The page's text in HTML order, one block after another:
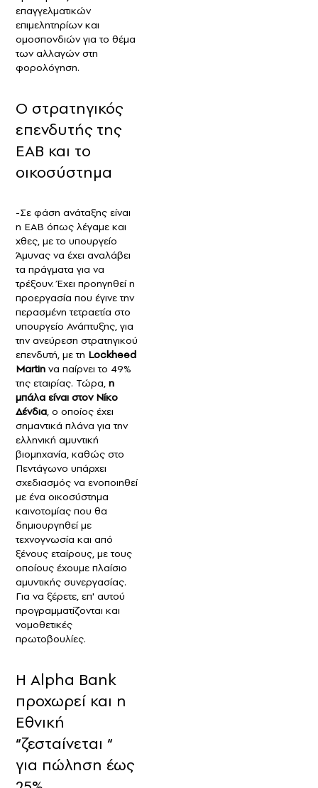
επαγγελματικών
επιμελητηρίων και
ομοσπονδιών για το θέμα
των αλλαγών στη
φορολόγηση.
Ο στρατηγικός
επενδυτής της
ΕΑΒ και το
οικοσύστημα
-Σε φάση ανάταξης είναι
η ΕΑΒ όπως λέγαμε και
χθες, με το υπουργείο
Άμυνας να έχει αναλάβει
τα πράγματα για να
τρέξουν. Έχει προηγηθεί η
προεργασία που έγινε την
περασμένη τετραετία στο
υπουργείο Ανάπτυξης, για
την ανεύρεση στρατηγικού
επενδυτή, με τη Lockheed
Martin να παίρνει το 49%
της εταιρίας. Τώρα, η
μπάλα είναι στον Νίκο
Δένδια, ο οποίος έχει
σημαντικά πλάνα για την
ελληνική αμυντική
βιομηχανία, καθώς στο
Πεντάγωνο υπάρχει
σχεδιασμός να ενοποιηθεί
με ένα οικοσύστημα
καινοτομίας που θα
δημιουργηθεί με
τεχνογνωσία και από
ξένους εταίρους, με τους
οποίους έχουμε πλαίσιο
αμυντικής συνεργασίας.
Για να ξέρετε, επ' αυτού
προγραμματίζονται και
νομοθετικές
πρωτοβουλίες.
Η Alpha Bank
προχωρεί και η
Εθνική
“ζεσταίνεται “
για πώληση έως